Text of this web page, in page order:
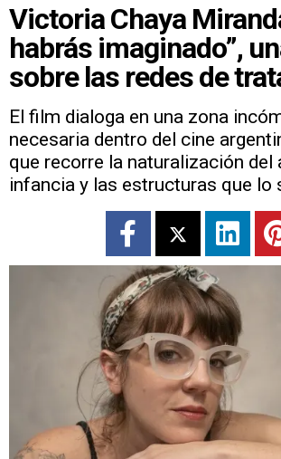
Victoria Chaya
habrás imaginado”,
sobre las redes de
El film dialoga en una zona
necesaria dentro del cine
que recorre la naturalización del
infancia y las estructuras que lo